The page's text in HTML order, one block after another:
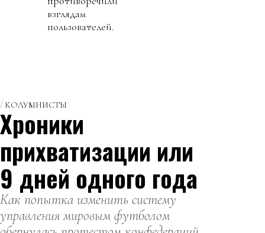
взглядам
пользователей.
КОЛУМНИСТЫ
Хроники
прихватизации или
9 дней одного года
Как попытка изменить систему
управления мировым футболом